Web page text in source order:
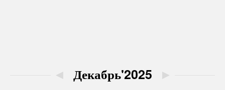
◄ Декабрь'2025 ►